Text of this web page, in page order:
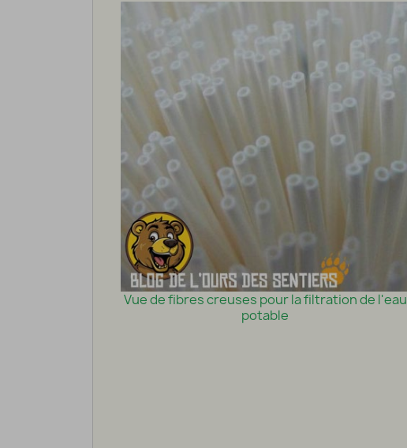
Vue de fibres creuses pour la filtration de l'eau
potable